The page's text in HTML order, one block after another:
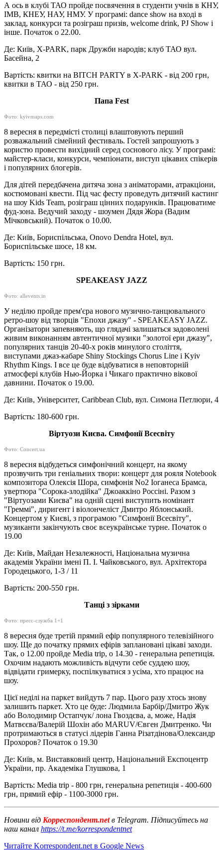
А ось в клубі ТАО пройде посвячення в студенти учнів в КНУ,
ІМВ, КНЕУ, НАУ, НМУ. У програмі: dance show на вході в
заклад, конкурси та розіграш призів, welcome drink, PJ Show і
інше. Початок о 22.00.
Де: Київ, Х-PARK, парк Дружби народів; клуб ТАО вул.
Басейна, 2
Вартість: квитки на BITCH PARTY в Х-PARK - від 200 грн,
квитки в ТАО - від 250 грн.
Папа Fest
Фото: kyivmaps.com
8 вересня в передмісті столиці влаштовують перший
розважальний сімейний фестиваль. Гостей запрошують з
користю провести вихідний серед соснового лісу. У програмі:
майстер-класи, конкурси, чемпіонати, виступ цікавих спікерів
і популярних блогерів.
Для дітей передбачена дитяча зона з аніматорами, атракціони,
костюмовані квести. Під час фесту проведуть дитячий кастинг
на шоу Kids Team, розіграш цінних подарунків. Працюватиме
фуд-зона. Ведучий заходу - шоумен Дядя Жора (Вадим
Мічковський). Початок о 10.00.
Де: Київ, Бориспільська, Onovo Dendra Hotel, вул.
Бориспільське шосе, 18 км.
Вартість: 150 грн.
SPEAKEASY JAZZ
Фото: allevents.in
У неділю пройде прем'єра нового музично-танцювального
ретро-шоу від творців "Епохи джазу" - SPEAKEASY JAZZ.
Організатори запевняють, що глядачі залишаться задоволені
живим виконанням автентичної музики "золотої ери джазу",
популярних танців 20-40-х років минулого століття,
виступами джаз-кабаре Shiny Stockings Chorus Line і Kyiv
Rhythm Kings. І все це буде відбуватися в неповторній
атмосфері клубів Нью-Йорка і Чикаго практично вікової
давнини. Початок о 19.00.
Де: Київ, Університет, Caribbean Club, вул. Симона Петлюри, 4
Вартість: 180-600 грн.
Віртуози Києва. Симфонії Всесвіту
Фото: Concert.ua
8 вересня відбудеться симфонічний концерт, на якому
прозвучить три геніальних твори: концерт для рояля Notebook
композитора Олексія Шора, симфонія No2 Іоганеса Брамса,
увертюра "Сорока-злодійка" Джоаккіно Россіні. Разом з
"Віртуозами Києва" на одній сцені виступить номінант
"Греммі", диригент і віолончеліст Дмитро Яблонський.
Концертом у Києві, з програмою "Симфонії Всесвіту",
музиканти закінчують своє всеукраїнське турне. Початок о
19.00
Де: Київ, Майдан Незалежності, Національна музична
академія України імені П. І. Чайковського, вул. Архітектора
Городецького, 1-3 / 11
Вартість: 200-550 грн.
Танці з зірками
Фото: пресс-служба 1+1
8 вересня буде третій прямий ефір популярного телевізійного
шоу. Ще до початку прямих ефірів заплановані цікаві заходи.
Так, о 12.00 пройде Media trip, о 14.30 - генеральна репетиція.
Охочим надають можливість відчути себе суддею шоу,
відвідати гримерку, поспілкуватися з усіма, хто працює на
шоу.
Цієї неділі на паркет вийдуть 7 пар. Цього разу хтось знову
залишить паркет. Хто це буде: Людмила Барбір/Дмитро Жук
або Володимир Остапчук/ лона Гвоздєва, а, може, Надія
Матвєєва/Валерій Шохін або MARUV/Євген Дмитренко. Чи
протримаються в статусі лідерів Ганна Різатдінова/Олександр
Прохоров? Початок о 19.30
Де: Київ, м. Виставковий центр, Національний Експоцентр
України, пр. Академіка Глушкова, 1
Вартість: Media trip - 800 грн, генеральна репетиція - 400-600
грн, прямий ефір - 1100-3000 грн.
Новини від Корреспондент.netв Telegram. Підписуйтесь на
наш канал https://t.me/korrespondentnet
Читайте Korrespondent.net в Google News